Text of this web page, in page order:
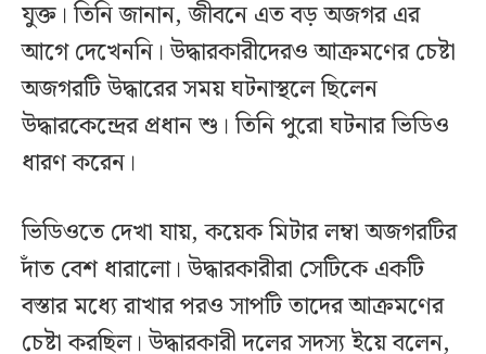
যুক্ত। তিনি জানান, জীবনে এত বড় অজগর এর
আগে দেখেননি। উদ্ধারকারীদেরও আক্রমণের চেষ্টা
অজগরটি উদ্ধারের সময় ঘটনাস্থলে ছিলেন
উদ্ধারকেন্দ্রের প্রধান শু। তিনি পুরো ঘটনার ভিডিও
ধারণ করেন।
ভিডিওতে দেখা যায়, কয়েক মিটার লম্বা অজগরটির
দাঁত বেশ ধারালো। উদ্ধারকারীরা সেটিকে একটি
বস্তার মধ্যে রাখার পরও সাপটি তাদের আক্রমণের
চেষ্টা করছিল। উদ্ধারকারী দলের সদস্য ইয়ে বলেন,